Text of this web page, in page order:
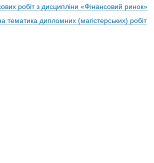
робіт з дисципліни «Фінансовий ринок»
тематика дипломних (магістерських) робіт